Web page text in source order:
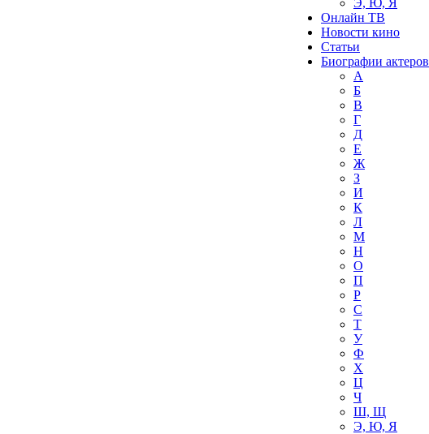
Э, Ю, Я
Онлайн ТВ
Новости кино
Статьи
Биографии актеров
А
Б
В
Г
Д
Е
Ж
З
И
К
Л
М
Н
О
П
Р
С
Т
У
Ф
Х
Ц
Ч
Ш, Щ
Э, Ю, Я